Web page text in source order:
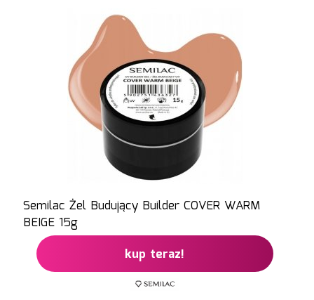
Semilac Żel Budujący Builder COVER WARM
BEIGE 15g
kup teraz!